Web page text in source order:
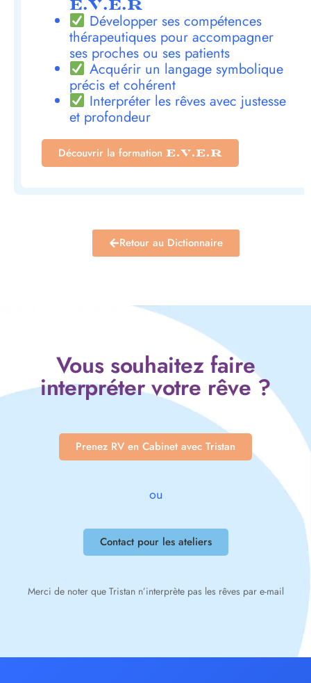
E.V.E.R
Développer ses compétences
thérapeutiques pour accompagner
ses proches ou ses patients
Acquérir un langage symbolique
précis et cohérent
Interpréter les rêves avec justesse
et profondeur
Découvrir la formation E.V.E.R
Retour au Dictionnaire
Vous souhaitez faire
interpréter votre rêve ?
Prenez RV en Cabinet avec Tristan
ou
Contact pour les ateliers
Merci de noter que Tristan n’interprète pas les rêves par e-mail